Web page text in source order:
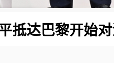
抵达巴黎开始